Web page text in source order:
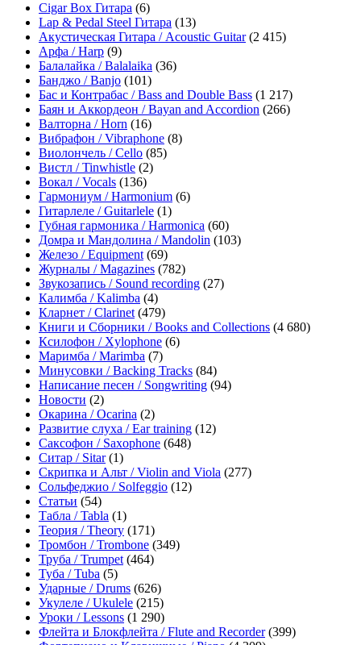
Cigar Box Гитара (6)
Lap & Pedal Steel Гитара (13)
Акустическая Гитара / Acoustic Guitar(2 415)
Арфа / Harp (9)
Балалайка / Balalaika (36)
Банджо / Banjo (101)
Бас и Контрабас / Bass and Double Bass (1 217)
Баян и Аккордеон / Bayan and Accordion (266)
Валторна / Horn (16)
Вибрафон / Vibraphone (8)
Виолончель / Cello (85)
Вистл / Tinwhistle (2)
Вокал / Vocals (136)
Гармониум / Harmonium (6)
Гитарлеле / Guitarlele (1)
Губная гармоника / Harmonica (60)
Домра и Мандолина / Mandolin (103)
Железо / Equipment (69)
Журналы / Magazines (782)
Звукозапись / Sound recording (27)
Калимба / Kalimba (4)
Кларнет / Clarinet (479)
Книги и Сборники / Books and Collections (4 680)
Ксилофон / Xylophone (6)
Маримба / Marimba (7)
Минусовки / Backing Tracks (84)
Написание песен / Songwriting (94)
Новости (2)
Окарина / Ocarina (2)
Развитие слуха / Ear training (12)
Саксофон / Saxophone (648)
Ситар / Sitar(1)
Скрипка и Альт / Violin and Viola (277)
Сольфеджио / Solfeggio (12)
Статьи (54)
Табла / Tabla (1)
Теория / Theory (171)
Тромбон / Trombone (349)
Труба / Trumpet (464)
Туба / Tuba (5)
Ударные / Drums (626)
Укулеле / Ukulele (215)
Уроки / Lessons (1 290)
Флейта и Блокфлейта / Flute and Recorder(399)